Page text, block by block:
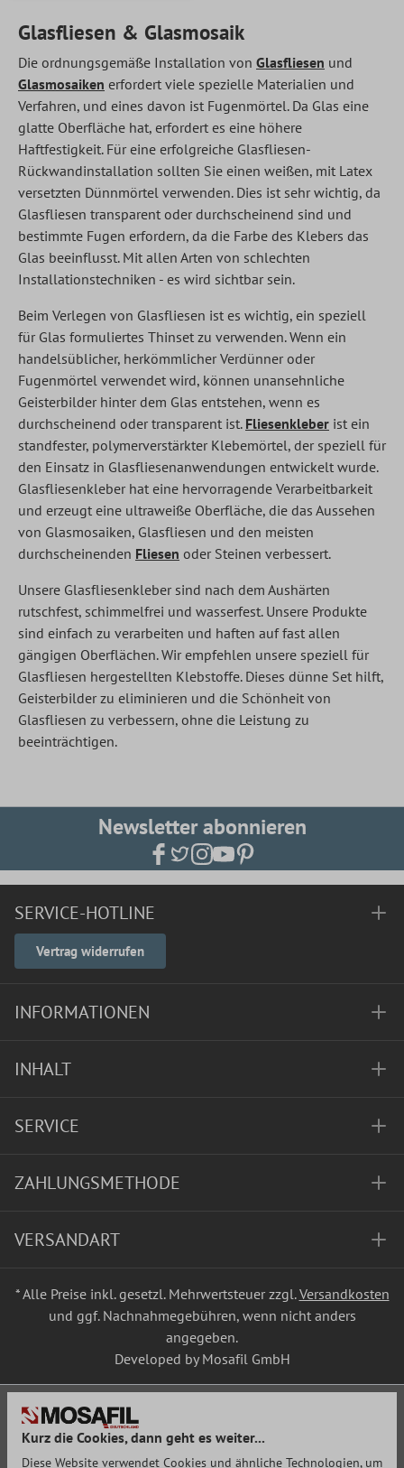
Glasfliesen & Glasmosaik
Die ordnungsgemäße Installation von Glasfliesen und
Glasmosaiken erfordert viele spezielle Materialien und
Verfahren, und eines davon ist Fugenmörtel. Da Glas eine
glatte Oberfläche hat, erfordert es eine höhere
Haftfestigkeit. Für eine erfolgreiche Glasfliesen-
Rückwandinstallation sollten Sie einen weißen, mit Latex
versetzten Dünnmörtel verwenden. Dies ist sehr wichtig, da
Glasfliesen transparent oder durchscheinend sind und
bestimmte Fugen erfordern, da die Farbe des Klebers das
Glas beeinflusst. Mit allen Arten von schlechten
Installationstechniken - es wird sichtbar sein.
Beim Verlegen von Glasfliesen ist es wichtig, ein speziell
für Glas formuliertes Thinset zu verwenden. Wenn ein
handelsüblicher, herkömmlicher Verdünner oder
Fugenmörtel verwendet wird, können unansehnliche
Geisterbilder hinter dem Glas entstehen, wenn es
durchscheinend oder transparent ist. Fliesenkleber ist ein
standfester, polymerverstärkter Klebemörtel, der speziell für
den Einsatz in Glasfliesenanwendungen entwickelt wurde.
Glasfliesenkleber hat eine hervorragende Verarbeitbarkeit
und erzeugt eine ultraweiße Oberfläche, die das Aussehen
von Glasmosaiken, Glasfliesen und den meisten
durchscheinenden Fliesen oder Steinen verbessert.
Unsere Glasfliesenkleber sind nach dem Aushärten
rutschfest, schimmelfrei und wasserfest. Unsere Produkte
sind einfach zu verarbeiten und haften auf fast allen
gängigen Oberflächen. Wir empfehlen unsere speziell für
Glasfliesen hergestellten Klebstoffe. Dieses dünne Set hilft,
Geisterbilder zu eliminieren und die Schönheit von
Glasfliesen zu verbessern, ohne die Leistung zu
beeinträchtigen.
Newsletter abonnieren
SERVICE-HOTLINE
Vertrag widerrufen
INFORMATIONEN
INHALT
SERVICE
ZAHLUNGSMETHODE
VERSANDART
* Alle Preise inkl. gesetzl. Mehrwertsteuer zzgl.Versandkosten
und ggf. Nachnahmegebühren, wenn nicht anders
angegeben.
Developed by Mosafil GmbH
Kurz die Cookies, dann geht es weiter...
Diese Website verwendet Cookies und ähnliche Technologien, um